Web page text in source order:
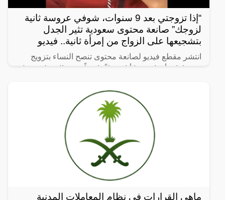
“إذا تزوجتي بعد 9 سنوات، شوفي عروسة ثانية
لزوجك” صانعة محتوى سعودية تثير الجدل
بتشجيعها على الزواج من إمرأة ثانية.. فيديو
انتشر مقطع فيديو لصانعة محتوى تنصح النساء بتزويج
زوجها بامرأة ثانية، ما أثار جدلاً واسعاً. وفي المقطع، تقول
ماهي القرارات في نظام المعاملات المدنية